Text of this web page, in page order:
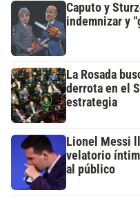
Caputo y
indemnizar y
La Rosada
derrota en el
estrategia
Lionel Messi
velatorio
al público